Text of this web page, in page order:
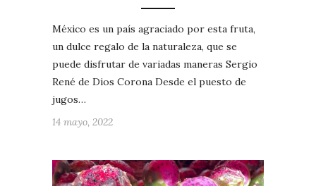
México es un país agraciado por esta fruta,
un dulce regalo de la naturaleza, que se
puede disfrutar de variadas maneras Sergio
René de Dios Corona Desde el puesto de
jugos…
14 mayo, 2022